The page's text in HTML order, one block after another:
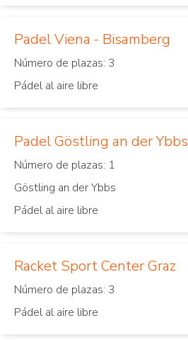
Padel Viena - Bisamberg
Número de plazas: 3
Pádel al aire libre
Padel Göstling an der Ybbs
Número de plazas: 1
Göstling an der Ybbs
Pádel al aire libre
Racket Sport Center Graz
Número de plazas: 3
Pádel al aire libre